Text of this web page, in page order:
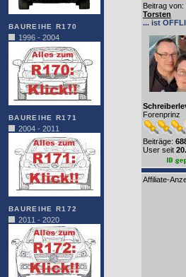
BAUREIHE R170
1996 - 2004
BAUREIHE R171
2004 - 2011
BAUREIHE R172
2011 - 2020
Beitrag von:
Torsten
... ist
Forenprinz
Beiträge:
User seit
Affiliate-